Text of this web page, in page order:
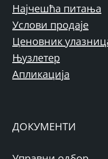
Најчешћа питања
Услови продаје
Ценовник
Њузлетер
Апликација
ДОКУМЕНТИ